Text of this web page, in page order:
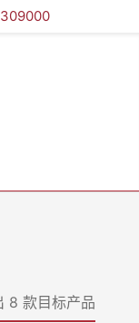
8 款目标产品